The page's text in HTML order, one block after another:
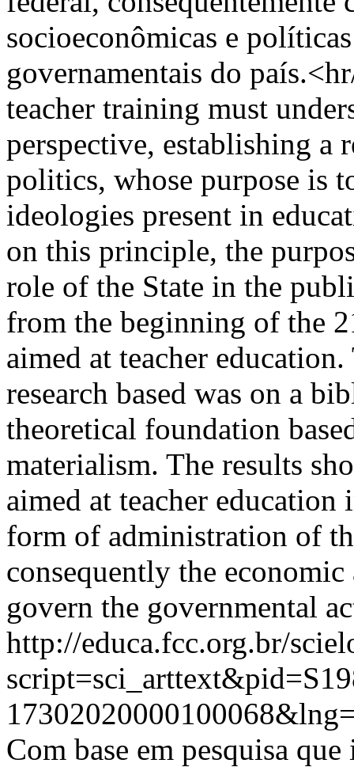
socioeconômicas e
governamentais do
teacher training must
perspective, establishing a
politics, whose purpose is
ideologies present in
on this principle, the
role of the State in the
from the beginning of the
aimed at teacher
research based was on a
theoretical foundation
materialism. The results
aimed at teacher
form of administration of
consequently the
govern the governmental
http://educa.fcc.org.br/
Com base em pesquisa